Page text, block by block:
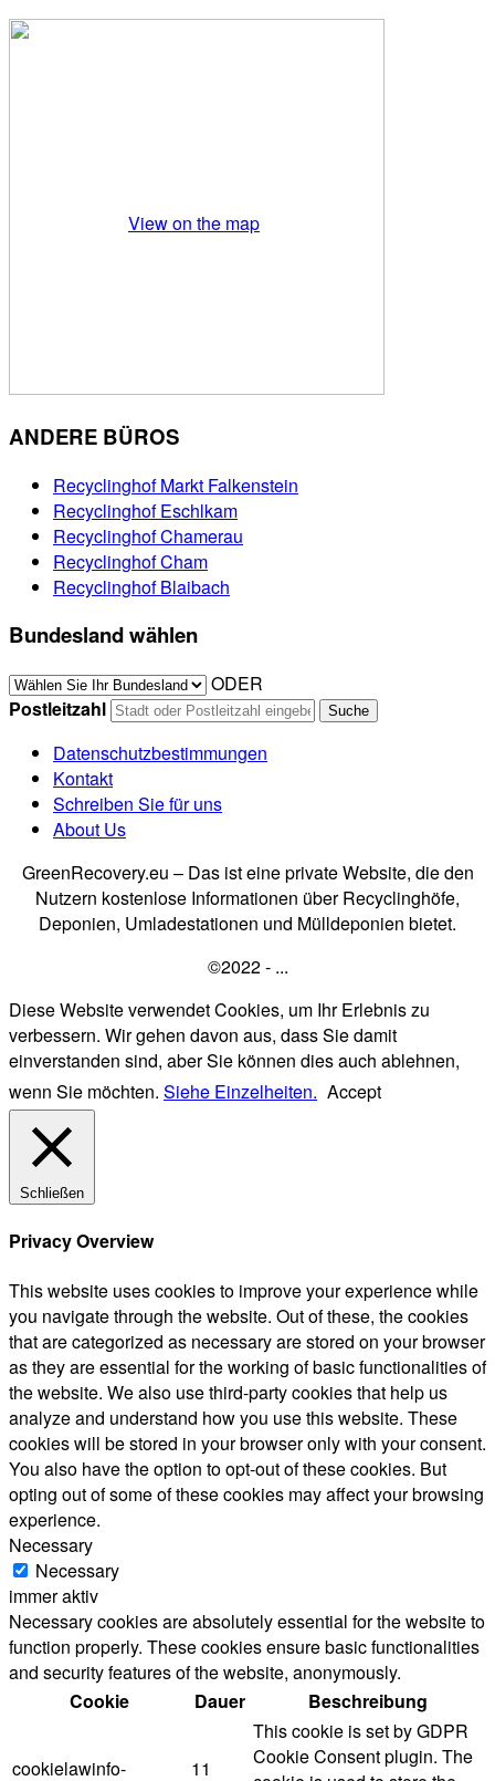
View on the map
ANDERE BÜROS
Recyclinghof Markt Falkenstein
Recyclinghof Eschlkam
Recyclinghof Chamerau
Recyclinghof Cham
Recyclinghof Blaibach
Bundesland wählen
ODER
Postleitzahl
Datenschutzbestimmungen
Kontakt
Schreiben Sie für uns
About Us
GreenRecovery.eu – Das ist eine private Website, die den
Nutzern kostenlose Informationen über Recyclinghöfe,
Deponien, Umladestationen und Mülldeponien bietet.
©2022 - ...
Diese Website verwendet Cookies, um Ihr Erlebnis zu
verbessern. Wir gehen davon aus, dass Sie damit
einverstanden sind, aber Sie können dies auch ablehnen,
wenn Sie möchten. Siehe Einzelheiten. Accept
Schließen
Privacy Overview
This website uses cookies to improve your experience while
you navigate through the website. Out of these, the cookies
that are categorized as necessary are stored on your browser
as they are essential for the working of basic functionalities of
the website. We also use third-party cookies that help us
analyze and understand how you use this website. These
cookies will be stored in your browser only with your consent.
You also have the option to opt-out of these cookies. But
opting out of some of these cookies may affect your browsing
experience.
Necessary
Necessary
immer aktiv
Necessary cookies are absolutely essential for the website to
function properly. These cookies ensure basic functionalities
and security features of the website, anonymously.
Cookie
Dauer Beschreibung
cookielawinfo-
11
This cookie is set by GDPR
Cookie Consent plugin. The